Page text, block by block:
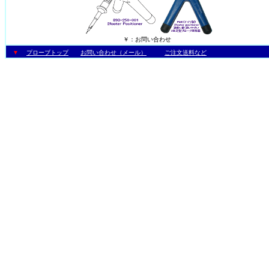
￥：お問い合わせ
▼
プローブトップ お問い合わせ（メール） ご注文送料など